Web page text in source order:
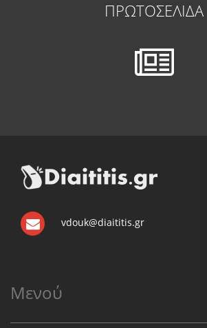
ΠΡΩΤΟΣΕΛΙΔΑ
vdouk@diaititis.gr
Μενού